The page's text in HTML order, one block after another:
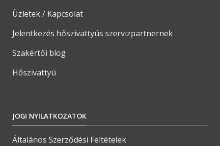
Üzletek / Kapcsolat
Jelentkezés hőszivattyús szervizpartnernek
Szakértői blog
Hőszivattyú
JOGI NYILATKOZATOK
Általános Szerződési Feltételek